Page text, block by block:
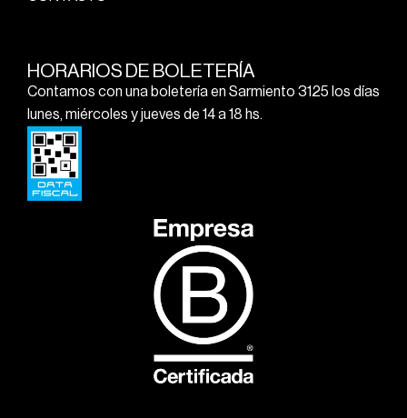
HORARIOS DE BOLETERÍA
Contamos con una boletería en Sarmiento 3125 los días
lunes, miércoles y jueves de 14 a 18 hs.